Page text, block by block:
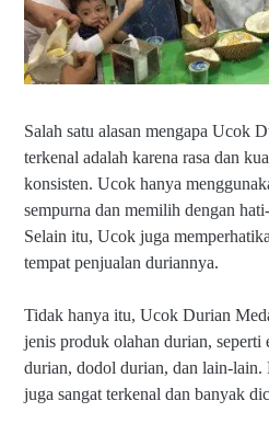
Salah satu alasan mengapa Ucok
terkenal adalah karena rasa dan
konsisten. Ucok hanya
sempurna dan memilih dengan
Selain itu, Ucok juga
tempat penjualan duriannya.
Tidak hanya itu, Ucok Durian
jenis produk olahan durian, seperti
durian, dodol durian, dan lain-
juga sangat terkenal dan banyak